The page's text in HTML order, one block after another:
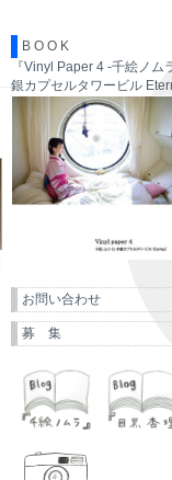
B O O K
『Vinyl Paper 4 -千絵ノム
銀カプセルタワービル
お問い合わせ
募 集